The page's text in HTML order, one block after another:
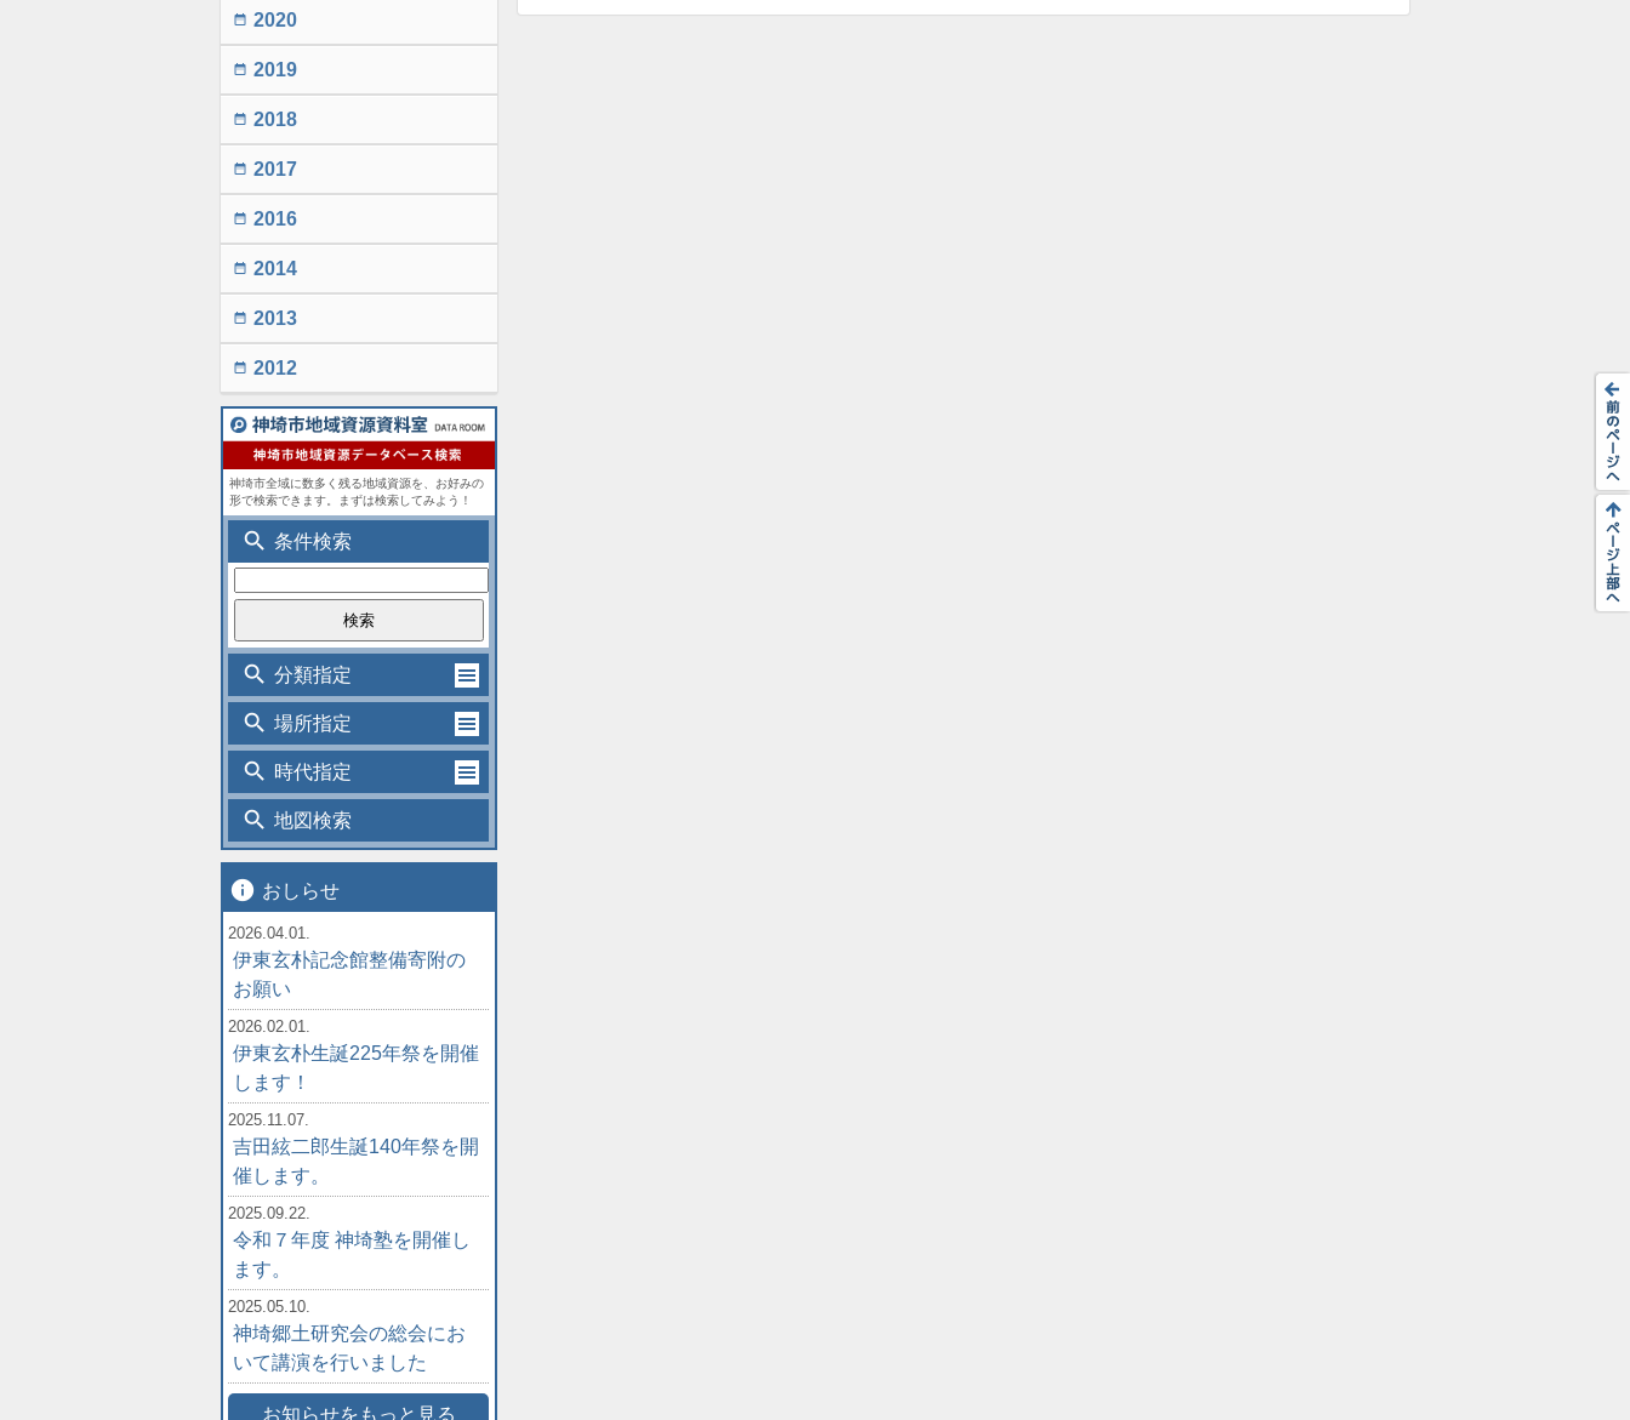
date_range 2020
date_range 2019
date_range 2018
date_range 2017
date_range 2016
date_range 2014
date_range 2013
date_range 2012
神埼市全域に数多く残る地域資源を、お好みの
形で検索できます。まずは検索してみよう！
search 条件検索
search 分類指定
search 場所指定
search 時代指定
search 地図検索
info おしらせ
2026.04.01.
伊東玄朴記念館整備寄附の
お願い
2026.02.01.
伊東玄朴生誕225年祭を開催
します！
2025.11.07.
吉田絃二郎生誕140年祭を開
催します。
2025.09.22.
令和７年度 神埼塾を開催し
ます。
2025.05.10.
神埼郷土研究会の総会にお
いて講演を行いました
お知らせをもっと見る